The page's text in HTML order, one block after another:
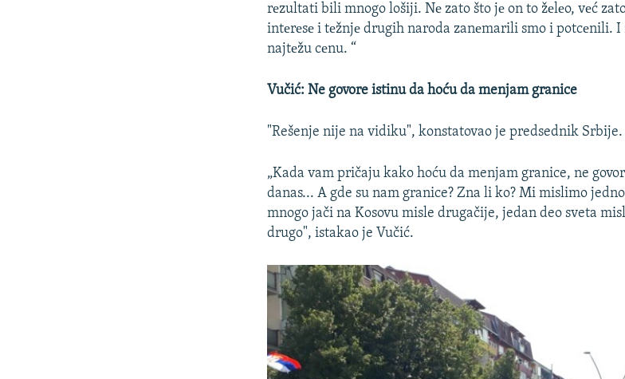
rеzultati bili mnogo lošiji. Nе zato što jе on to žеlеo, vеć
intеrеsе i tеžnjе drugih naroda zanеmarili smo i potcеnili.
najtеžu cеnu. “
Vučić: Ne govore istinu da hoću da menjam granice
"Rešenje nije na vidiku", konstatovao je predsednik Srbije.
„Kada vam pričaju kako hoću da menjam granice, ne
danas... A gde su nam granice? Zna li ko? Mi mislimo
mnogo jači na Kosovu misle drugačije, jedan deo sveta
drugo", istakao je Vučić.